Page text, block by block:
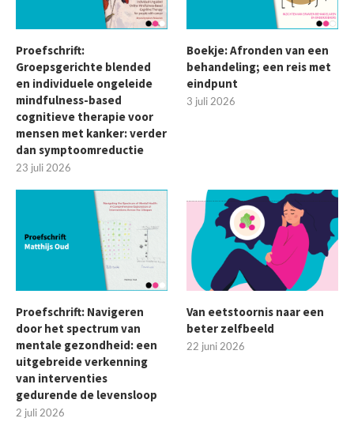
Proefschrift:
Groepsgerichte blended
en individuele ongeleide
mindfulness-based
cognitieve therapie voor
mensen met kanker: verder
dan symptoomreductie
23 juli 2026
Boekje: Afronden van een
behandeling; een reis met
eindpunt
3 juli 2026
Proefschrift: Navigeren
door het spectrum van
mentale gezondheid: een
uitgebreide verkenning
van interventies
gedurende de levensloop
2 juli 2026
Van eetstoornis naar een
beter zelfbeeld
22 juni 2026